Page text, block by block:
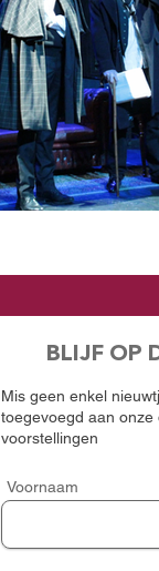
BLIJF OP
Mis geen enkel
toegevoegd aan
voorstellingen
Voornaam